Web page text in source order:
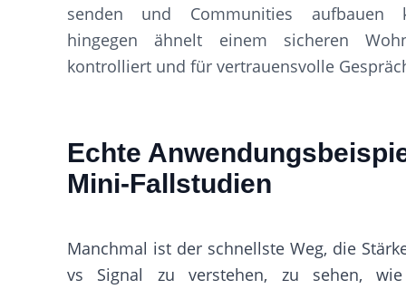
senden und Communities aufbauen
hingegen ähnelt einem sicheren
kontrolliert und für vertrauensvolle
Echte
Mini-Fallstudien
Manchmal ist der schnellste Weg, die
vs Signal zu verstehen, zu sehen,